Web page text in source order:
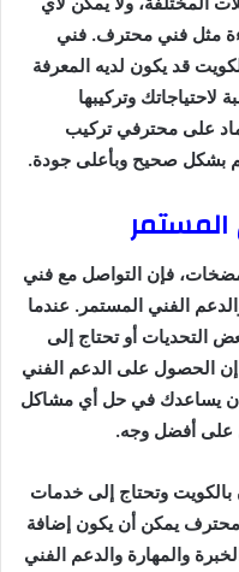
مثل فني محترف. فني
قد يكون لديه المعرفة
لاحتياجاتك وتركيبها
على محترفي تركيب
بشكل صحيح وبأعلى جودة.
المستمر
فإن التواصل مع فني
الفني المستمر. عندما
التحديات أو تحتاج إلى
إن الحصول على الدعم الفني
يساعدك في حل أي مشاكل
على أفضل وجه.
وتحتاج إلى خدمات
يمكن أن يكون إضافة
والمهارة والدعم الفني